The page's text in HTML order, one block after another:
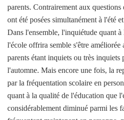
parents. Contrairement aux questions
ont été posées simultanément à l'été
Dans l'ensemble, l'inquiétude quant
l'école offrira semble s'être
parents étant inquiets ou très inquiets
l'automne. Mais encore une fois, la
par la fréquentation scolaire en
quant à la qualité de l'éducation que
considérablement diminué parmi les